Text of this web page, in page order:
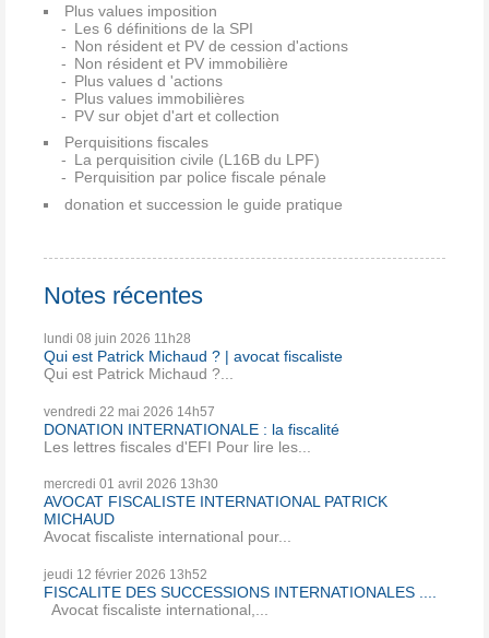
Plus values imposition
Les 6 définitions de la SPI
Non résident et PV de cession d'actions
Non résident et PV immobilière
Plus values d 'actions
Plus values immobilières
PV sur objet d'art et collection
Perquisitions fiscales
La perquisition civile (L16B du LPF)
Perquisition par police fiscale pénale
donation et succession le guide pratique
Notes récentes
lundi 08 juin 2026 11h28
Qui est Patrick Michaud ? | avocat fiscaliste
Qui est Patrick Michaud ?...
vendredi 22 mai 2026 14h57
DONATION INTERNATIONALE : la fiscalité
Les lettres fiscales d'EFI Pour lire les...
mercredi 01 avril 2026 13h30
AVOCAT FISCALISTE INTERNATIONAL PATRICK
MICHAUD
Avocat fiscaliste international pour...
jeudi 12 février 2026 13h52
FISCALITE DES SUCCESSIONS INTERNATIONALES ....
Avocat fiscaliste international,...